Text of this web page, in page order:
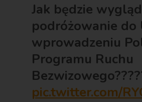
Jak będzie
podróżowanie do
wprowadzeniu
Programu Ruchu
pic.twitter.com/